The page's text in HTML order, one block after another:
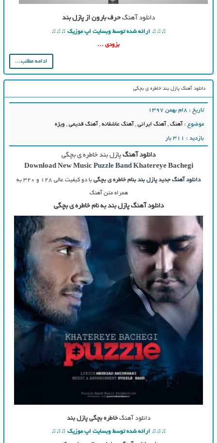
دانلود آهنگ حرف بارون از پازل بند
♫♫♫ ارائه شده توسط وبسایت اپ موزیک ♫♫♫
بزودی …
ادامه مطلب...
دانلود آهنگ پازل بند خاطره ی بچگی
تاریخ : ۸ام بهمن ۱۳۹۷
موضوع : آهنگ, آهنگ ایرانی, آهنگ عاشقانه, آهنگ قدیمی, ویژه
بازدید : 311 بار
دانلود آهنگ پازل بند خاطره ی بچگی
Download New Music Puzzle BandKhatereye Bachegi
دانلود آهنگ جدیدپازل بند بنام خاطره ی بچگی با دو کیفیت عالی ۱۲۸ و ۳۲۰ به
همراه متن آهنگ
دانلود آهنگ پازل بند به نام خاطره ی بچگی
دانلود آهنگخاطره بچگی پازل بند
♫♫♫ ارائه شده توسط وبسایت اپ موزیک ♫♫♫